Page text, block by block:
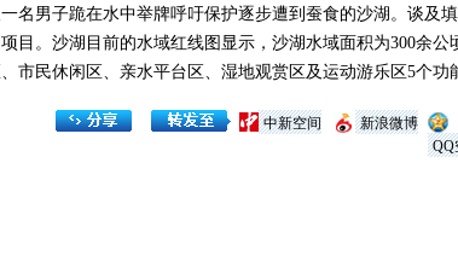
男子跪在水中举牌呼吁保护逐步遭到蚕食的沙湖。谈及
目。沙湖目前的水域红线图显示，沙湖水域面积为300余
市民休闲区、亲水平台区、湿地观赏区及运动游乐区5个
QQ
新浪微博
中新空间